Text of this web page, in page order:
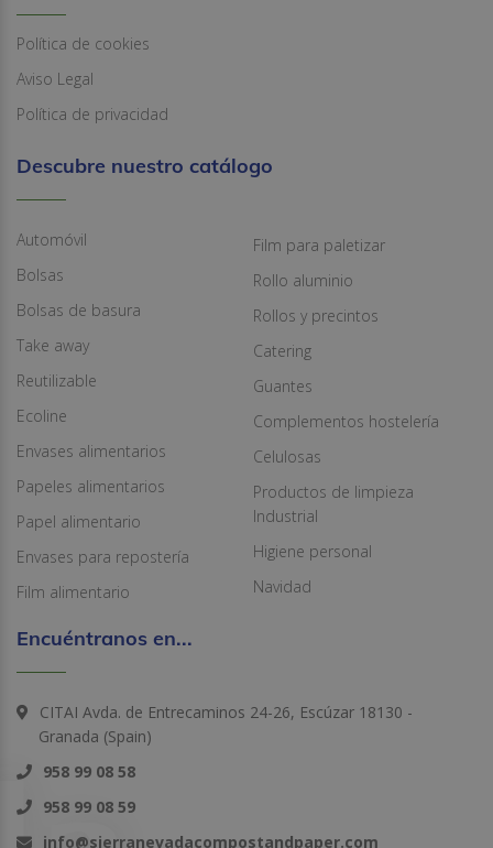
Política de cookies
Aviso Legal
Política de privacidad
Descubre nuestro catálogo
Automóvil
Bolsas
Bolsas de basura
Take away
Reutilizable
Ecoline
Envases alimentarios
Papeles alimentarios
Papel alimentario
Envases para repostería
Film alimentario
Film para paletizar
Rollo aluminio
Rollos y precintos
Catering
Guantes
Complementos hostelería
Celulosas
Productos de limpieza
Industrial
Higiene personal
Navidad
Encuéntranos en...
CITAI Avda. de Entrecaminos 24-26, Escúzar 18130 -
Granada (Spain)
958 99 08 58
958 99 08 59
info@sierranevadacompostandpaper.com